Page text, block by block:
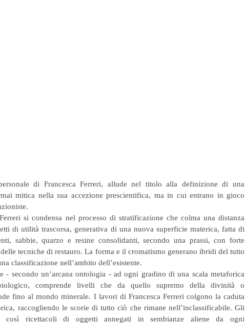
di Francesca Ferreri, allude nel titolo alla definizione di una
mitica nella sua accezione prescientifica, ma in cui entrano in gioco
si condensa nel processo di stratificazione che colma una distanza
di utilità trascorsa, generativa di una nuova superficie materica, fatta di
sabbie, quarzo e resine consolidanti, secondo una prassi, con forte
tecniche di restauro. La forma e il cromatismo generano ibridi del tutto
classificazione nell’ambito dell’esistente.
- secondo un’arcana ontologia - ad ogni gradino di una scala metaforica
comprende livelli che da quello supremo della divinità o
fino al mondo minerale. I lavori di Francesca Ferreri colgono la caduta
raccogliendo le scorie di tutto ciò che rimane nell’inclassificabile. Gli
così ricettacoli di oggetti annegati in sembianze aliene da ogni